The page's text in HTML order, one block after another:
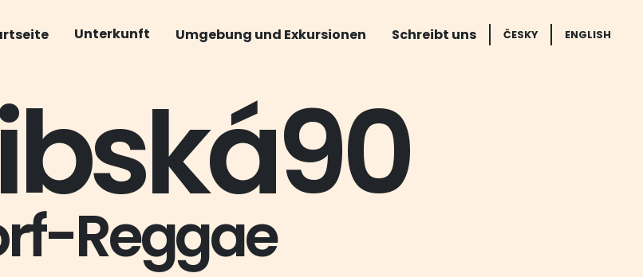
Unterkunft Horka89
Umgebung und Exkursionen Schreibt uns ČESKY ENGLISH
Reggae